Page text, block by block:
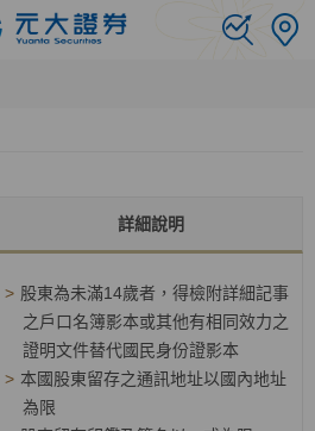
詳細說明
> 股東為未滿14歲者，得檢附詳細記事
之戶口名簿影本或其他有相同效力之
證明文件替代國民身份證影本
> 本國股東留存之通訊地址以國內地址
為限